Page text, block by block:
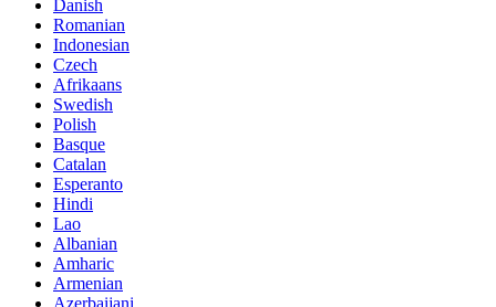
Danish
Romanian
Indonesian
Czech
Afrikaans
Swedish
Polish
Basque
Catalan
Esperanto
Hindi
Lao
Albanian
Amharic
Armenian